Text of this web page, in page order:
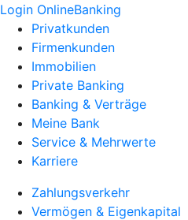
Login OnlineBanking
Privatkunden
Firmenkunden
Immobilien
Private Banking
Banking & Verträge
Meine Bank
Service & Mehrwerte
Karriere
Zahlungsverkehr
Vermögen & Eigenkapital